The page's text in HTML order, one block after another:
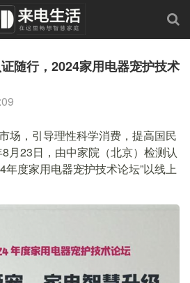
随行，2024家用电器宠护技术
场，引导理性科学消费，提高国民
月23日，由中家院（北京）检测认
年度家用电器宠护技术论坛”以线上